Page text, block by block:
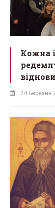
Кожна
24 Березня